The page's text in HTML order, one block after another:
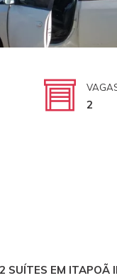
2
SUÍTES EM ITAPOÃ